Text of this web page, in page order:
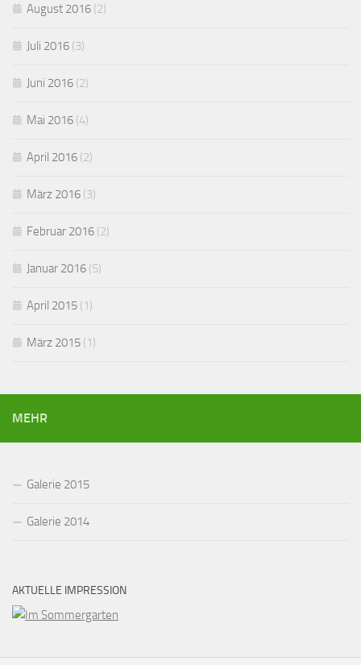
August 2016 (2)
Juli 2016 (3)
Juni 2016 (2)
Mai 2016 (4)
April 2016 (2)
März 2016 (3)
Februar 2016 (2)
Januar 2016 (5)
April 2015 (1)
März 2015 (1)
MEHR
Galerie 2015
Galerie 2014
AKTUELLE IMPRESSION